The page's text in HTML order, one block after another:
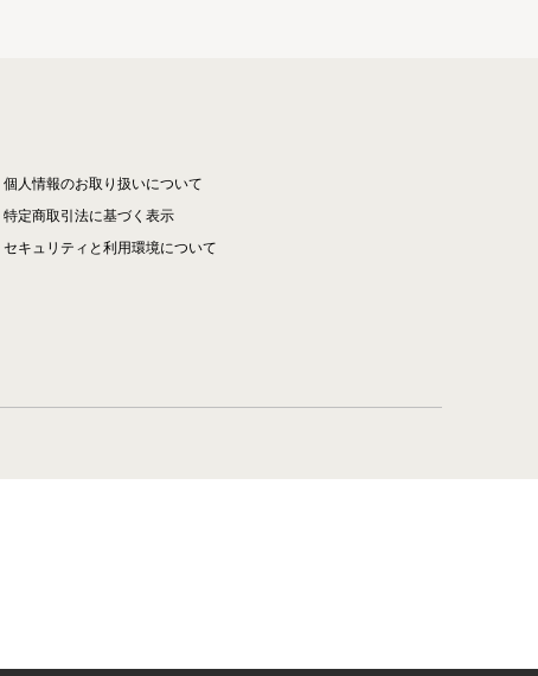
個人情報のお取り扱いについて
特定商取引法に基づく表示
セキュリティと利用環境について